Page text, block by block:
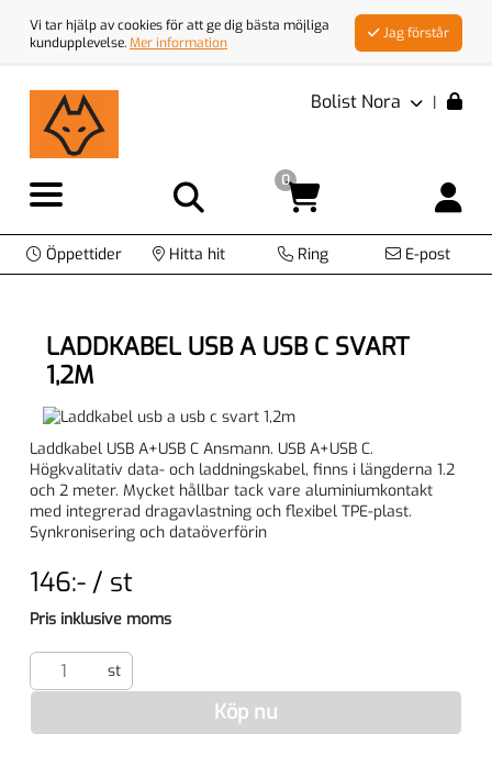
Vi tar hjälp av cookies för att ge dig bästa möjliga
kundupplevelse.Mer information
Jag förstår
Bolist Nora |
0
Öppettider Hitta hit Ring E-post
LADDKABEL USB A USB C SVART
1,2M
Laddkabel USB A+USB C Ansmann. USB A+USB C.
Högkvalitativ data- och laddningskabel, finns i längderna 1.2
och 2 meter. Mycket hållbar tack vare aluminiumkontakt
med integrerad dragavlastning och flexibel TPE-plast.
Synkronisering och dataöverförin
146:- / st
Pris inklusive moms
st
Köp nu